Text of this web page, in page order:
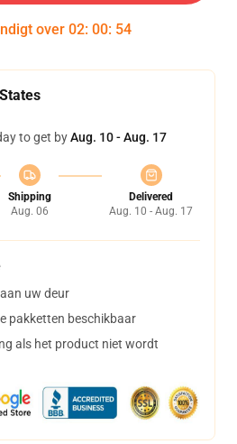
over 02: 00: 54
to get byAug. 10 - Aug. 17
Shipping
Aug. 06
Delivered
Aug. 10 - Aug. 17
uw deur
pakketten beschikbaar
als het product niet wordt